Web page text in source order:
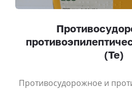
(Те)
Противосудорожное и